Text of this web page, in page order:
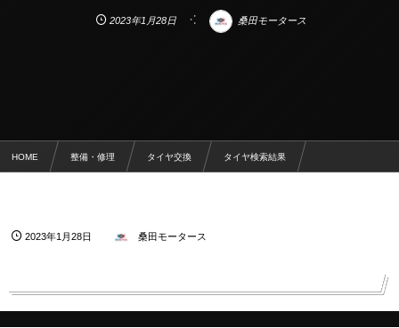
2023年1月28日 桑田モータース
HOME 整備・修理 タイヤ交換 タイヤ検索結果
2023年1月28日 桑田モータース